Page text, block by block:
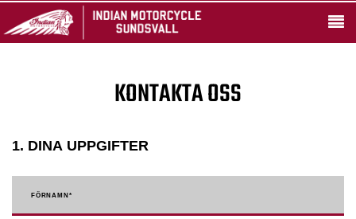
KONTAKTA OSS
1. DINA UPPGIFTER
FÖRNAMN *